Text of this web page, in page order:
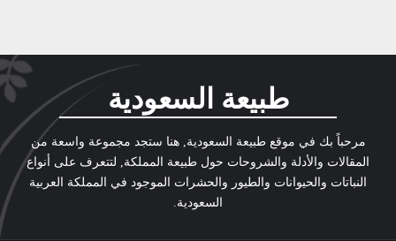
طبيعة السعودية
مرحباً بك في موقع طبيعة السعودية, هنا ستجد مجموعة واسعة من
المقالات والأدلة والشروحات حول طبيعة المملكة, لتتعرف على أنواع
النباتات والحيوانات والطيور والحشرات الموجود في المملكة العربية
السعودية.